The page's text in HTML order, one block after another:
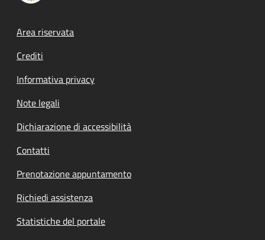
Footer menu
Area riservata
Crediti
Informativa privacy
Note legali
Dichiarazione di accessibilità
Contatti
Prenotazione appuntamento
Richiedi assistenza
Statistiche del portale